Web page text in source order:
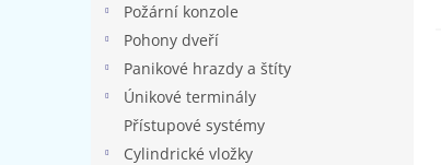
Požární konzole
Pohony dveří
Panikové hrazdy a štíty
Únikové terminály
Přístupové systémy
Cylindrické vložky